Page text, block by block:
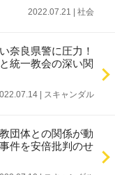
2022.07.21 | 社会
奈良県警に圧力！
統一教会の深い関
| スキャンダル
団体との関係が動
件を安倍批判のせ